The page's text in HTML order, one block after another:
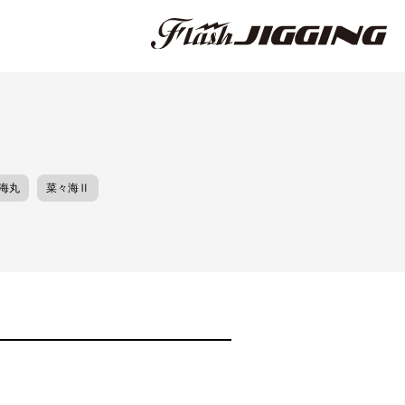
丸 菜々海Ⅱ